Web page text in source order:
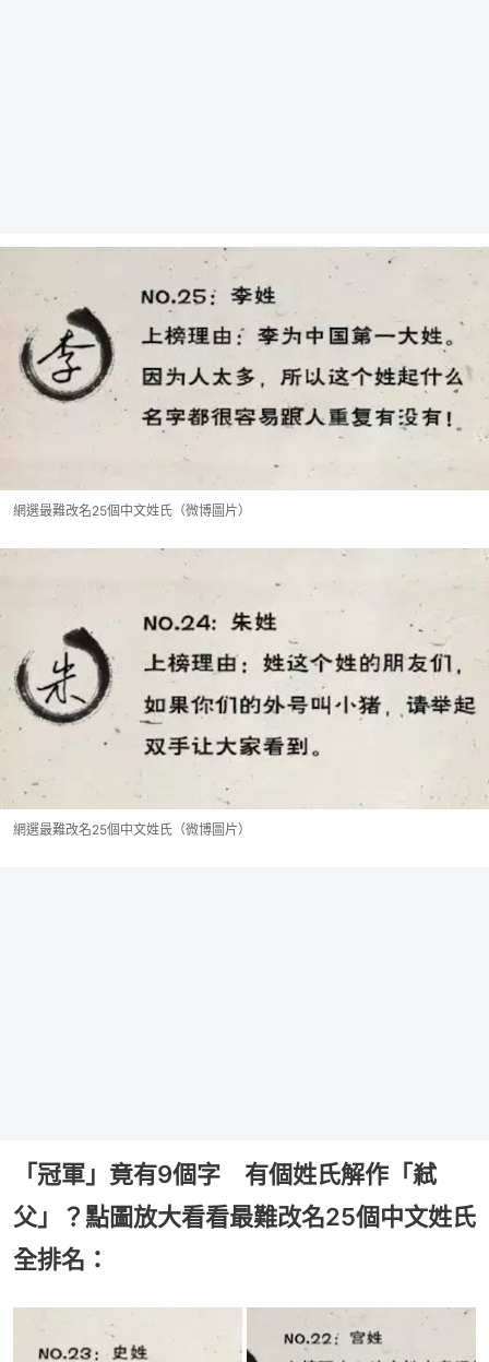
網選最難改名25個中文姓氏（微博圖片）
網選最難改名25個中文姓氏（微博圖片）
「冠軍」竟有9個字 有個姓氏解作「弒
父」？點圖放大看看最難改名25個中文姓氏
全排名：